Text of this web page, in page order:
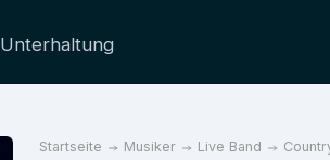
Unterhaltung
Startseite Musiker Live Band